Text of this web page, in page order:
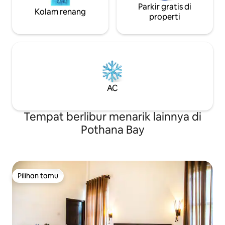
Kolam renang
Parkir gratis di
properti
AC
Tempat berlibur menarik lainnya di
Pothana Bay
Pilihan tamu
Pilihan tamu